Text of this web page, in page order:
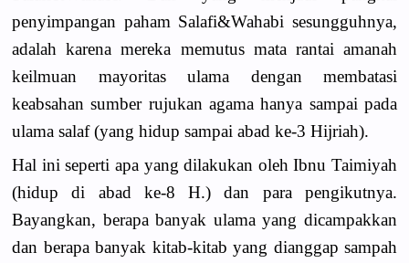
penyimpangan paham Salafi&Wahabi sesungguhnya,
adalah karena mereka memutus mata rantai amanah
keilmuan mayoritas ulama dengan membatasi
keabsahan sumber rujukan agama hanya sampai pada
ulama salaf (yang hidup sampai abad ke-3 Hijriah).
Hal ini seperti apa yang dilakukan oleh Ibnu Taimiyah
(hidup di abad ke-8 H.) dan para pengikutnya.
Bayangkan, berapa banyak ulama yang dicampakkan
dan berapa banyak kitab-kitab yang dianggap sampah